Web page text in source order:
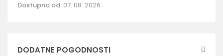
Dostupno od: 07. 08. 2026.
DODATNE POGODNOSTI